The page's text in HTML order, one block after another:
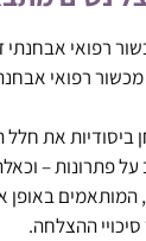
רפואי אבחנתי
רפואי
ביסודיות את
פתרונות –
המותאמים
ההצלחה.